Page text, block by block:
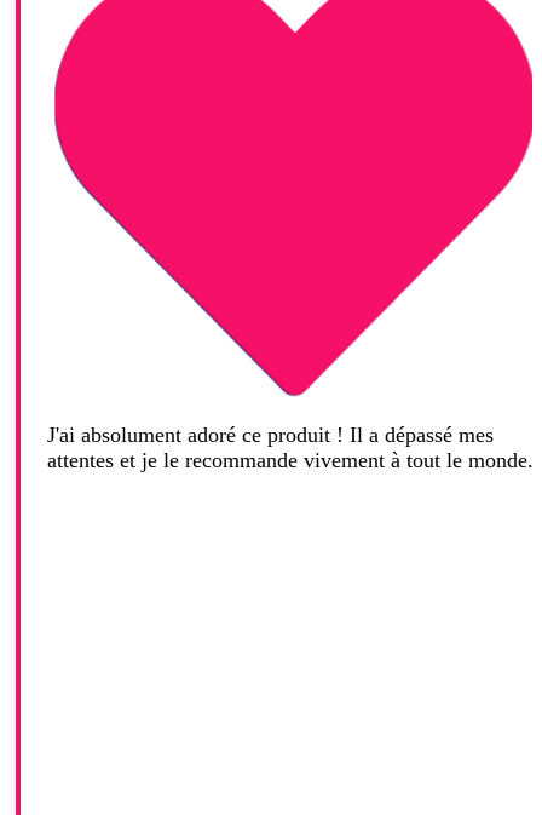
J'ai absolument adoré ce produit ! Il a dépassé mes
attentes et je le recommande vivement à tout le monde.